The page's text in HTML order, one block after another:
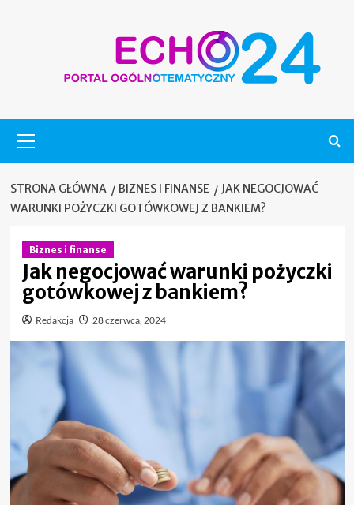
główne
STRONA GŁÓWNA BIZNES I FINANSE
JAK NEGOCJOWAĆ
WARUNKI POŻYCZKI GOTÓWKOWEJ Z BANKIEM?
Biznes i finanse
Jak negocjować warunki pożyczki
gotówkowej z bankiem?
Redakcja 28 czerwca, 2024